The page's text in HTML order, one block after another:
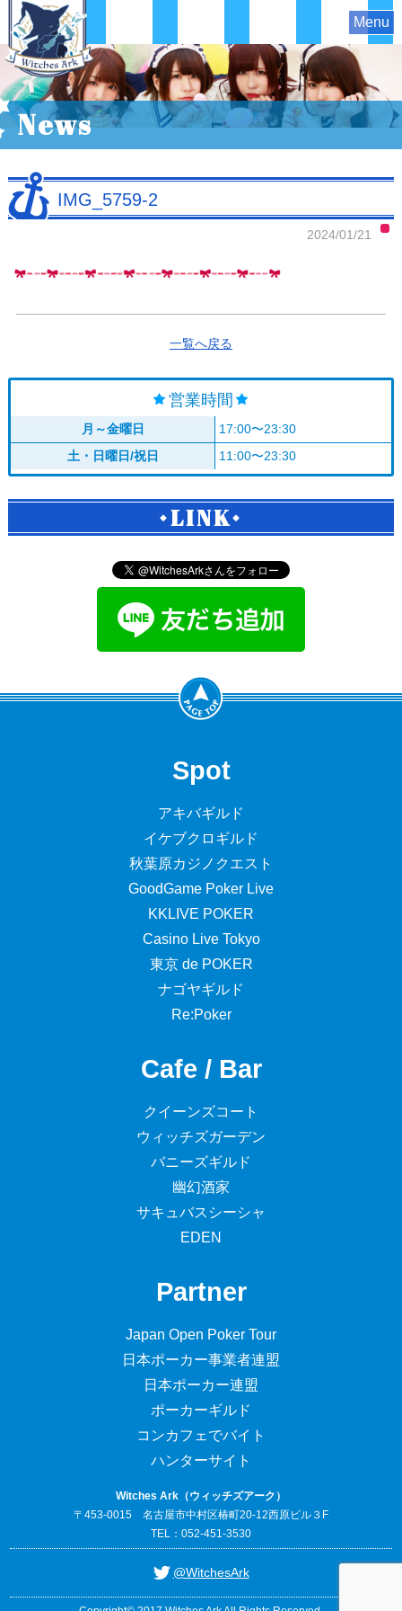
Menu
News
IMG_5759-2
2024/01/21
一覧へ戻る
営業時間
月～金曜日
17:00〜23:30
土・日曜日/祝日
11:00〜23:30
LINK
Spot
アキバギルド
イケブクロギルド
秋葉原カジノクエスト
GoodGame Poker Live
KKLIVE POKER
Casino Live Tokyo
東京 de POKER
ナゴヤギルド
Re:Poker
Cafe / Bar
クイーンズコート
ウィッチズガーデン
バニーズギルド
幽幻酒家
サキュバスシーシャ
EDEN
Partner
Japan Open Poker Tour
日本ポーカー事業者連盟
日本ポーカー連盟
ポーカーギルド
コンカフェでバイト
ハンターサイト
Witches Ark（ウィッチズアーク）
〒453-0015 名古屋市中村区椿町20-12西原ビル３F
TEL：052-451-3530
@WitchesArk